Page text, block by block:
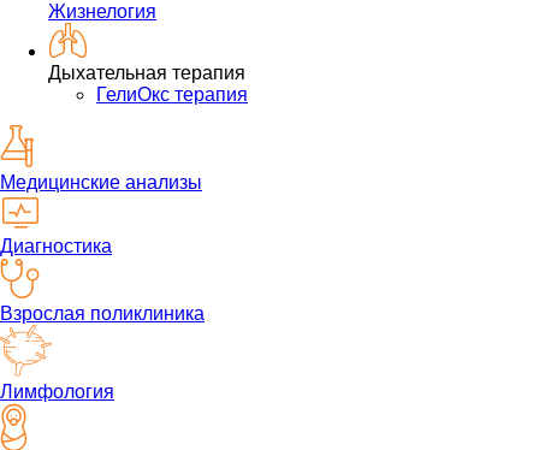
Жизнелогия
Дыхательная терапия
ГелиОкс терапия
Медицинские анализы
Диагностика
Взрослая поликлиника
Лимфология